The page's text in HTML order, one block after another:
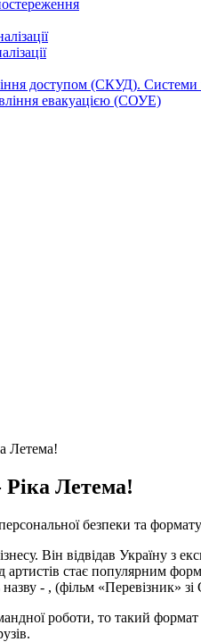
доступом (СКУД).
евакуацією (СОУЕ)
Летема!
Ріка Летема!
Він відвідав Україну
артистів стає популярним
- , (фільм «Перевізник» зі
роботи, то такий